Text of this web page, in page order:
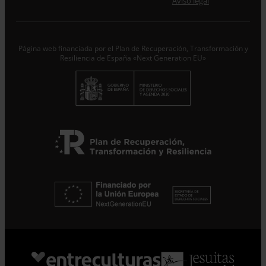
Suscribirme
Página web financiada por el Plan de Recuperación, Transformación y
Resiliencia de España «Next Generation EU»